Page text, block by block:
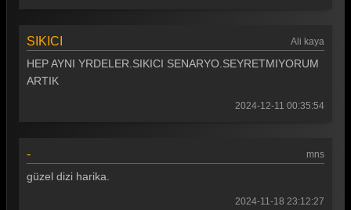
SIKICI Ali kaya
HEP AYNI YRDELER.SIKICI SENARYO.SEYRETMIYORUM
ARTIK
2024-12-11 00:35:54
- mns
güzel dizi harika.
2024-11-18 23:12:27